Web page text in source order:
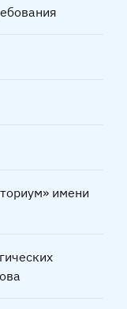
имени